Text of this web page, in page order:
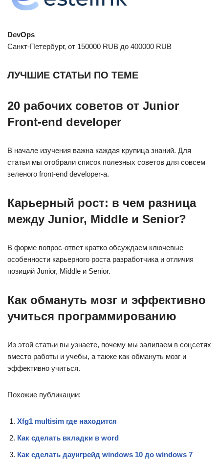
DevOps
Санкт-Петербург, от 150000 RUB до 400000 RUB
ЛУЧШИЕ СТАТЬИ ПО ТЕМЕ
20 рабочих советов от Junior
Front-end developer
В начале изучения важна каждая крупица знаний. Для
статьи мы отобрали список полезных советов для совсем
зеленого front-end developer-а.
Карьерный рост: в чем разница
между Junior, Middle и Senior?
В форме вопрос-ответ кратко обсуждаем ключевые
особенности карьерного роста разработчика и отличия
позиций Junior, Middle и Senior.
Как обмануть мозг и эффективно
учиться программированию
Из этой статьи вы узнаете, почему мы залипаем в соцсетях
вместо работы и учебы, а также как обмануть мозг и
эффективно учиться.
Похожие публикации:
Xfg1 multisim где находится
Как сделать вкладки в word
Как сделать даунгрейд windows 10 до windows 7